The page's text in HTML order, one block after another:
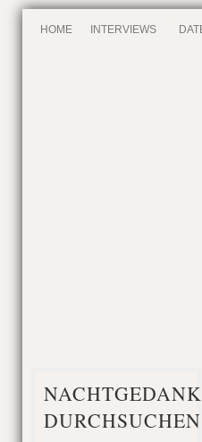
HOME INTERVIEWS
DURCHSUCHEN